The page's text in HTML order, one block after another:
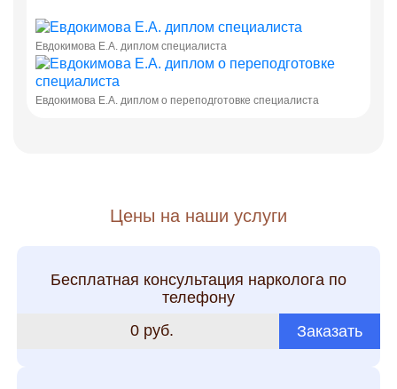
Евдокимова Е.А. диплом специалиста
Евдокимова Е.А. диплом о переподготовке специалиста
Цены на наши услуги
Бесплатная консультация нарколога по
телефону
0 руб.
Заказать